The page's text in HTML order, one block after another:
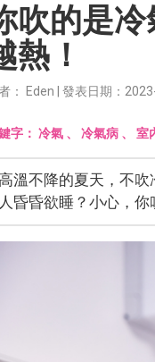
吹的是
熱！
： Eden | 發表日期：
字：冷氣 、冷氣病 、室
溫不降的夏天，不
人昏昏欲睡？小心，你